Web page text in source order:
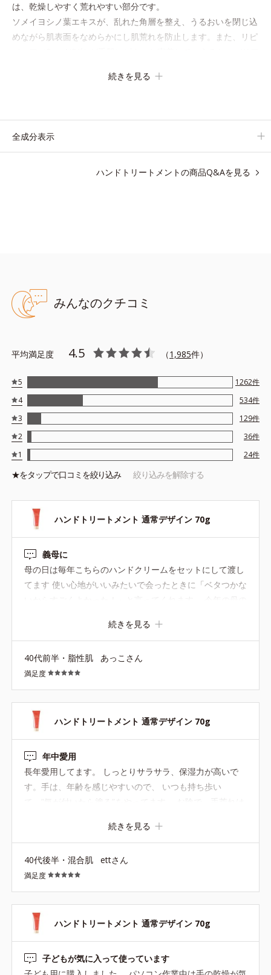
は、乾燥しやすく荒れやすい部分です。
ソメイヨシノ葉エキスが、乱れた角層を整え、うるおいを閉じ込
めながら肌表面をなめらかにし肌荒れを防止します。また、リピ
とり感がずっと続きます。
続きを見る
全成分表示
ハンドトリートメントの商品Q&Aを見る
みんなのクチコミ
平均満足度 4.5 （1,985件）
5 1262件
4
534件
3
129件
2
36件
1
24件
★をタップで口コミを絞り込み 絞り込みを解除する
ハンドトリートメント 通常デザイン 70g
義母に
母の日は毎年こちらのハンドクリームをセットにして渡し
てます 使い心地がいいみたいで会ったときに「ベタつかな
続きを見る
40代前半・脂性肌 あっこさん
満足度
ハンドトリートメント 通常デザイン 70g
年中愛用
長年愛用してます。 しっとりサラサラ、保湿力が高いで
す。手は、年齢を感じやすいので、 いつも持ち歩い
続きを見る
40代後半・混合肌 ettさん
満足度
ハンドトリートメント 通常デザイン 70g
子どもが気に入って使っています